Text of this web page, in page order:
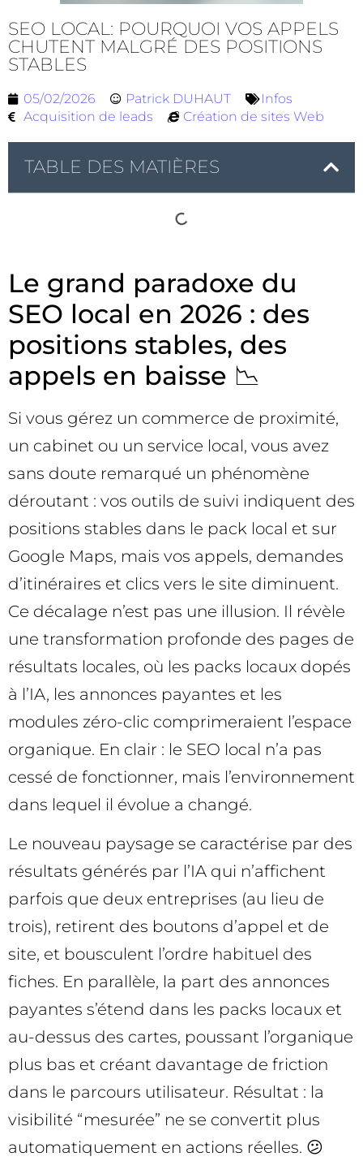
SEO LOCAL: POURQUOI VOS APPELS
CHUTENT MALGRÉ DES POSITIONS
STABLES
05/02/2026 Patrick DUHAUT
Infos
Acquisition de leads
Création de sites Web
TABLE DES MATIÈRES
Le grand paradoxe du
SEO local en 2026 : des
positions stables, des
appels en baisse 📉
Si vous gérez un commerce de proximité,
un cabinet ou un service local, vous avez
sans doute remarqué un phénomène
déroutant : vos outils de suivi indiquent des
positions stables dans le pack local et sur
Google Maps, mais vos appels, demandes
d’itinéraires et clics vers le site diminuent.
Ce décalage n’est pas une illusion. Il révèle
une transformation profonde des pages de
résultats locales, où les packs locaux dopés
à l’IA, les annonces payantes et les
modules zéro-clic comprimeraient l’espace
organique. En clair : le SEO local n’a pas
cessé de fonctionner, mais l’environnement
dans lequel il évolue a changé.
Le nouveau paysage se caractérise par des
résultats générés par l’IA qui n’affichent
parfois que deux entreprises (au lieu de
trois), retirent des boutons d’appel et de
site, et bousculent l’ordre habituel des
fiches. En parallèle, la part des annonces
payantes s’étend dans les packs locaux et
au-dessus des cartes, poussant l’organique
plus bas et créant davantage de friction
dans le parcours utilisateur. Résultat : la
visibilité “mesurée” ne se convertit plus
automatiquement en actions réelles. 😕